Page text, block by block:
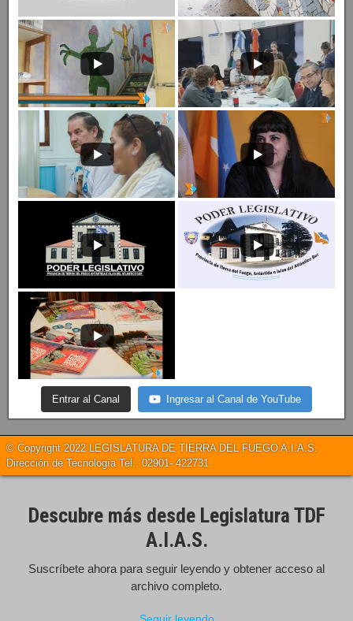
Entrar al Canal Ingresar al Canal de YouTube
© Copyright 2022 LEGISLATURA DE TIERRA DEL FUEGO A.I.A.S.
Dirección de Tecnología Tel.: 02901- 422731
Descubre más desde Legislatura TDF
A.I.A.S.
Suscríbete ahora para seguir leyendo y obtener acceso al
archivo completo.